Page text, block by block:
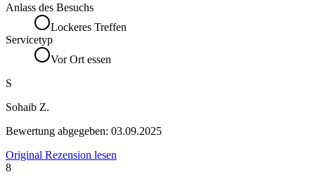
Anlass des Besuchs
Lockeres Treffen
Servicetyp
Vor Ort essen
S
Sohaib Z.
Bewertung abgegeben: 03.09.2025
Original Rezension lesen
8